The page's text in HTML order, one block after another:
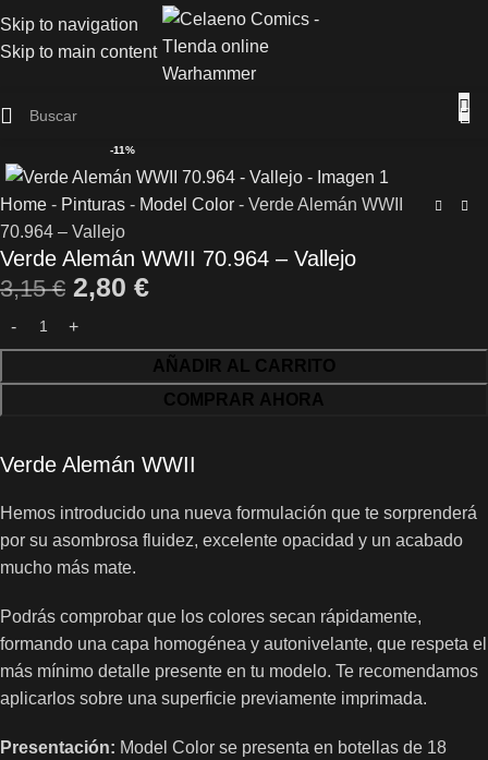
Skip to navigation
Skip to main content
-11%
Home - Pinturas - Model Color - Verde Alemán WWII
70.964 – Vallejo
Verde Alemán WWII 70.964 – Vallejo
3,15€ 2,80 €
AÑADIR AL CARRITO
COMPRAR AHORA
Verde Alemán WWII
Hemos introducido una nueva formulación que te sorprenderá
por su asombrosa fluidez, excelente opacidad y un acabado
mucho más mate.
Podrás comprobar que los colores secan rápidamente,
formando una capa homogénea y autonivelante, que respeta el
más mínimo detalle presente en tu modelo. Te recomendamos
aplicarlos sobre una superficie previamente imprimada.
Presentación: Model Color se presenta en botellas de 18